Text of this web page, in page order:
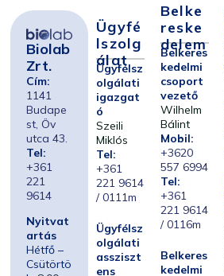
Biolab
Zrt.
Cím:
1141
Budape
st, Öv
utca 43.
Tel:
+361
221
9614
Nyitvat
artás
Hétfő –
Csütörtö
Ügyfé
Lszolg
Álat
Ügyfélsz
olgálati
igazgat
ó
Szeili
Miklós
Tel:
+361
221 9614
/ 0111m
Ügyfélsz
olgálati
assziszt
ens
Belke
Reske
Delem
Belkeres
kedelmi
csoport
vezető
Wilhelm
Bálint
Mobil:
+3620
557 6994
Tel:
+361
221 9614
/ 0116m
Belkeres
kedelmi